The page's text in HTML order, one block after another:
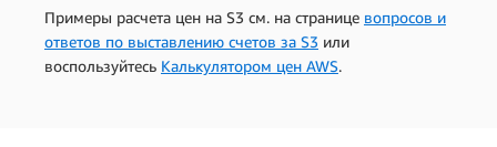
Примеры расчета цен на S3 см. на странице вопросов и
ответов по выставлению счетов за S3 или
воспользуйтесь Калькулятором цен AWS.